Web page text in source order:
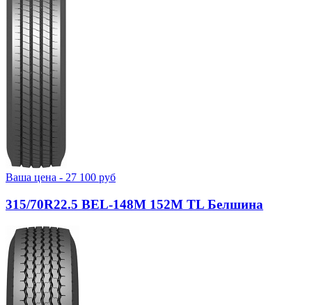
Ваша цена - 27 100 руб
315/70R22.5 BEL-148М 152M TL Белшина